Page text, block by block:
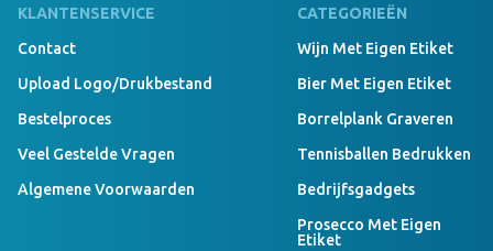
KLANTENSERVICE
Contact
Upload Logo/drukbestand
Bestelproces
Veel Gestelde Vragen
Algemene Voorwaarden
CATEGORIEËN
Wijn Met Eigen Etiket
Bier Met Eigen Etiket
Borrelplank Graveren
Tennisballen Bedrukken
Bedrijfsgadgets
Prosecco Met Eigen
Etiket